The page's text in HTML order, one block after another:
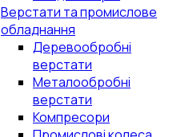
Верстати та промислове
обладнання
Деревообробні
верстати
Металообробні
верстати
Компресори